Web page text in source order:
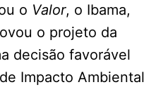
o Valor, o Ibama,
o projeto da
decisão favorável
Impacto Ambiental